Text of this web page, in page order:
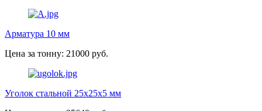
Арматура 10 мм
Цена за тонну: 21000 руб.
Уголок стальной 25х25х5 мм